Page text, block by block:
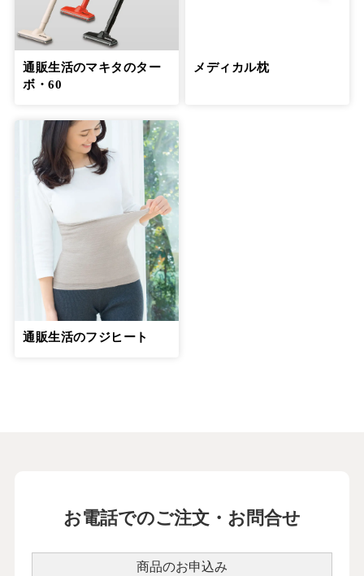
通販生活のマキタのター
ボ・60
メディカル枕
通販生活のフジヒート
お電話でのご注文・お問合せ
商品のお申込み